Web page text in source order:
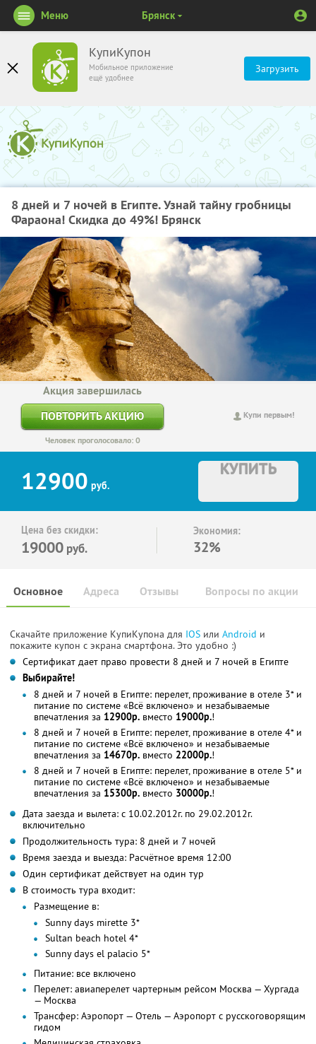
КупиКупон
Мобильное приложение
ещё удобнее
Загрузить
Меню Брянск
8 дней и 7 ночей в Египте. Узнай тайну гробницы
Фараона! Скидка до 49%! Брянск
Купи первым!
Акция завершилась
ПОВТОРИТЬ АКЦИЮ
Человек проголосовало: 0
12900 руб.
КУПИТЬ
Цена без скидки:
19000 руб.
Экономия:
32%
Основное Отзывы Вопросы по акции
Адреса
Скачайте приложение КупиКупона для IOS или Android и
покажите купон с экрана смартфона. Это удобно :)
Сертификат дает право провести 8 дней и 7 ночей в Египте
Выбирайте!
8 дней и 7 ночей в Египте: перелет, проживание в отеле 3* и
питание по системе «Всё включено» и незабываемые
впечатления за 12900р. вместо 19000р.!
8 дней и 7 ночей в Египте: перелет, проживание в отеле 4* и
питание по системе «Всё включено» и незабываемые
впечатления за 14670р. вместо 22000р.!
8 дней и 7 ночей в Египте: перелет, проживание в отеле 5* и
питание по системе «Всё включено» и незабываемые
впечатления за 15300р. вместо 30000р.!
Дата заезда и вылета: с 10.02.2012г. по 29.02.2012г.
включительно
Продолжительность тура: 8 дней и 7 ночей
Время заезда и выезда: Расчётное время 12:00
Один сертификат действует на один тур
В стоимость тура входит:
Размещение в:
Sunny days mirette 3*
Sultan beach hotel 4*
Sunny days el palacio 5*
Питание: все включено
Перелет: авиаперелет чартерным рейсом Москва — Хургада
— Москва
Трансфер: Аэропорт — Отель — Аэропорт с русскоговорящим
гидом